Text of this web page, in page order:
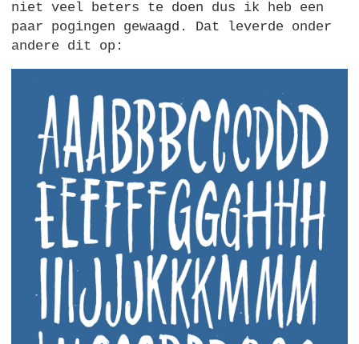
niet veel beters te doen dus ik heb een
paar pogingen gewaagd. Dat leverde onder
andere dit op: